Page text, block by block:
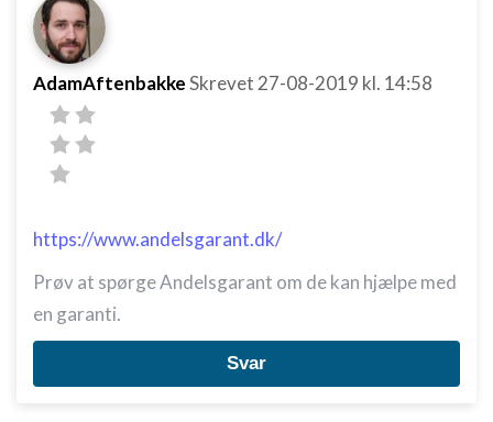
AdamAftenbakkeSkrevet 27-08-2019 kl. 14:58
https://www.andelsgarant.dk/
Prøv at spørge Andelsgarant om de kan hjælpe med
en garanti.
Svar